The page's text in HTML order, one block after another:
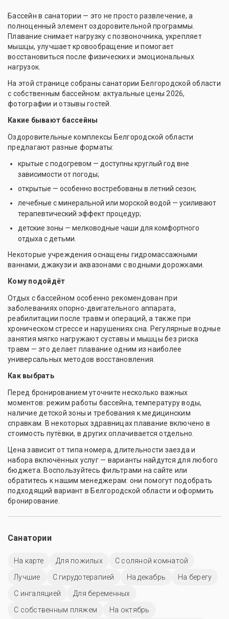
Бассейн в санатории — это не просто развлечение, а
полноценный элемент оздоровительной программы.
Плавание снимает нагрузку с позвоночника, укрепляет
мышцы, улучшает кровообращение и помогает
восстановиться после физических и эмоциональных
нагрузок.
На этой странице собраны санатории Белгородской области
с собственным бассейном: актуальные цены 2026,
фотографии и отзывы гостей.
Какие бывают бассейны
Оздоровительные комплексы Белгородской области
предлагают разные форматы:
крытые с подогревом — доступны круглый год вне
зависимости от погоды;
открытые — особенно востребованы в летний сезон;
лечебные с минеральной или морской водой — усиливают
терапевтический эффект процедур;
детские зоны — мелководные чаши для комфортного
отдыха с детьми.
Некоторые учреждения оснащены гидромассажными
ваннами, джакузи и аквазонами с водными дорожками.
Кому подойдёт
Отдых с бассейном особенно рекомендован при
заболеваниях опорно-двигательного аппарата,
реабилитации после травм и операций, а также при
хроническом стрессе и нарушениях сна. Регулярные водные
занятия мягко нагружают суставы и мышцы без риска
травм — это делает плавание одним из наиболее
универсальных методов восстановления.
Как выбрать
Перед бронированием уточните несколько важных
моментов: режим работы бассейна, температуру воды,
наличие детской зоны и требования к медицинским
справкам. В некоторых здравницах плавание включено в
стоимость путёвки, в других оплачивается отдельно.
Цена зависит от типа номера, длительности заезда и
набора включённых услуг — варианты найдутся для любого
бюджета. Воспользуйтесь фильтрами на сайте или
обратитесь к нашим менеджерам: они помогут подобрать
подходящий вариант в Белгородской области и оформить
бронирование.
Санатории
На карте Для пожилых
С соляной комнатой
Лучшие
С гирудотерапией На декабрь
На берегу
С ингаляцией
Для беременных
С собственным пляжем
На октябрь